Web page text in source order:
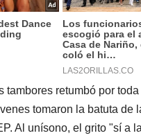
tambores retumbó por
tomaron la batuta de
Al unísono, el grito "sí a